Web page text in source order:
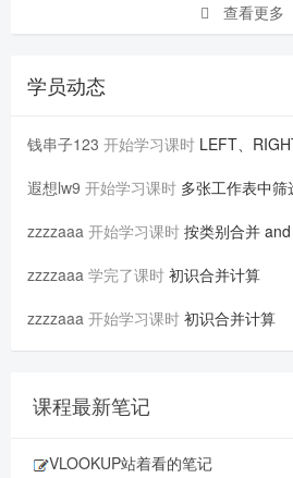
查看更多
学员动态
钱串子123 开始学习课时 LEFT、
遐想lw9 开始学习课时 多张工作表中筛
zzzzaaa 开始学习课时 按类别合并
zzzzaaa 学完了课时 初识合并计算
zzzzaaa 开始学习课时 初识合并计算
课程最新笔记
VLOOKUP站着看的笔记